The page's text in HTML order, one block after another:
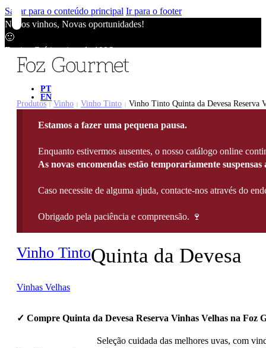
Saltar para o conteúdo principal Ir para o footer
Novos vinhos, Novas oportunidades!
🙂
Envios Grátis acima de 100€
Envios Grátis acima de 100€
Novos vinhos, Novas oportunidades!
Envios Grátis acima de 100€
PT
EN
Produtos | Vinho | Vinho Tinto | Vinho Tinto Quinta da Devesa Reserva
Estamos a fazer uma pequena pausa.
Enquanto estivermos ausentes, o nosso catálogo online
As novas encomendas estão temporariamente suspensas
Caso necessite de alguma ajuda, contacte-nos através do
Obrigado pela paciência e compreensão. 🍷
Vinho TintoQuinta da Devesa
Vinhas Velhas
✓ Compre Quinta da Devesa Reserva Vinhas Velhas na Foz
Seleção cuidada das melhores uvas, com